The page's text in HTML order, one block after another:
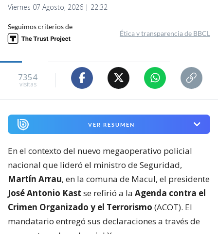
Viernes 07 Agosto, 2026 | 22:32
Seguimos criterios de
Ética y transparencia de BBCL
7354
visitas
VER RESUMEN
En el contexto del nuevo megaoperativo policial
nacional que lideró el ministro de Seguridad,
Martín Arrau, en la comuna de Macul, el presidente
José Antonio Kast se refirió a la Agenda contra el
Crimen Organizado y el Terrorismo (ACOT). El
mandatario entregó sus declaraciones a través de